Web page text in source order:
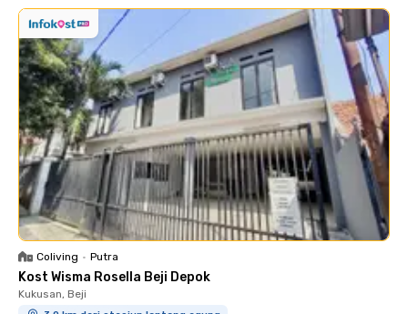
Coliving • Putra
Kost Wisma Rosella Beji Depok
Kukusan, Beji